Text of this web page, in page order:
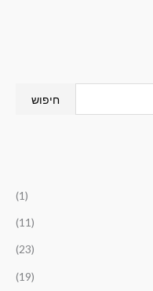
חיפוש
(1)
(11)
(23)
(19)
נ
י
ס
י